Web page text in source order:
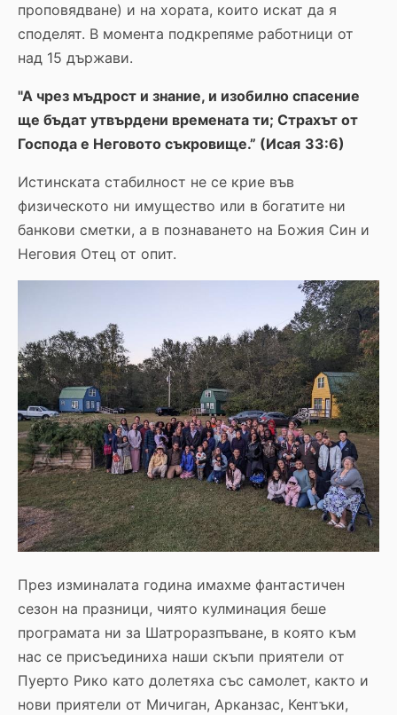
проповядване) и на хората, които искат да я
споделят. В момента подкрепяме работници от
над 15 държави.
"А чрез мъдрост и знание, и изобилно спасение
ще бъдат утвърдени времената ти; Страхът от
Господа е Неговото съкровище.” (Исая 33:6)
Истинската стабилност не се крие във
физическото ни имущество или в богатите ни
банкови сметки, а в познаването на Божия Син и
Неговия Отец от опит.
През изминалата година имахме фантастичен
сезон на празници, чиято кулминация беше
програмата ни за Шатроразпъване, в която към
нас се присъединиха наши скъпи приятели от
Пуерто Рико като долетяха със самолет, както и
нови приятели от Мичиган, Арканзас, Кентъки,